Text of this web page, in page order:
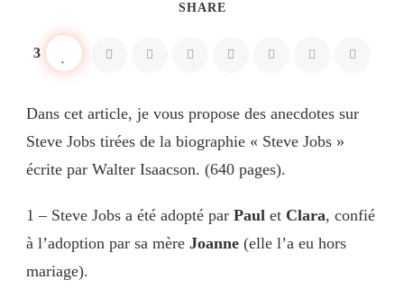
SHARE
3
Dans cet article, je vous propose des anecdotes sur
Steve Jobs tirées de la biographie « Steve Jobs »
écrite par Walter Isaacson. (640 pages).
1 – Steve Jobs a été adopté par Paul et Clara, confié
à l’adoption par sa mère Joanne (elle l’a eu hors
mariage).